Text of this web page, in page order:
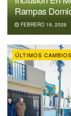
Rampas
FEBRERO 19, 2026
ÚLTIMOS CAMBIOS